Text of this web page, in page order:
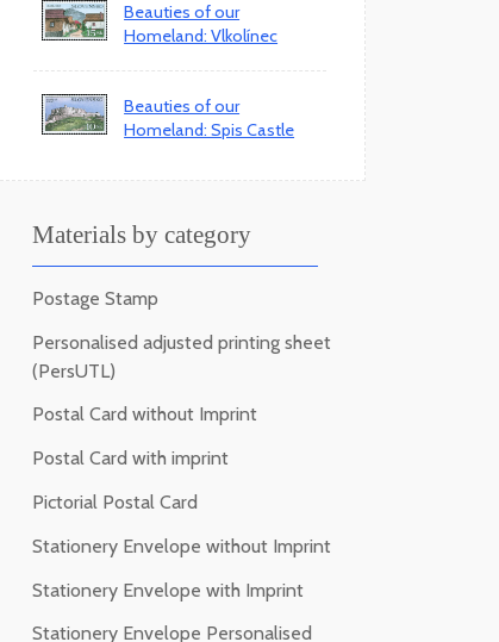
Beauties of our
Homeland: Vlkolínec
Beauties of our
Homeland: Spis Castle
Materials by category
Postage Stamp
Personalised adjusted printing sheet
(PersUTL)
Postal Card without Imprint
Postal Card with imprint
Pictorial Postal Card
Stationery Envelope without Imprint
Stationery Envelope with Imprint
Stationery Envelope Personalised